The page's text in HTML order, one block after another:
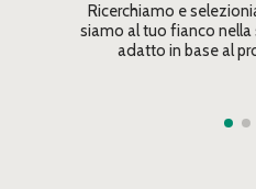
Ricerchiamo e
siamo al tuo fianco
adatto in base al